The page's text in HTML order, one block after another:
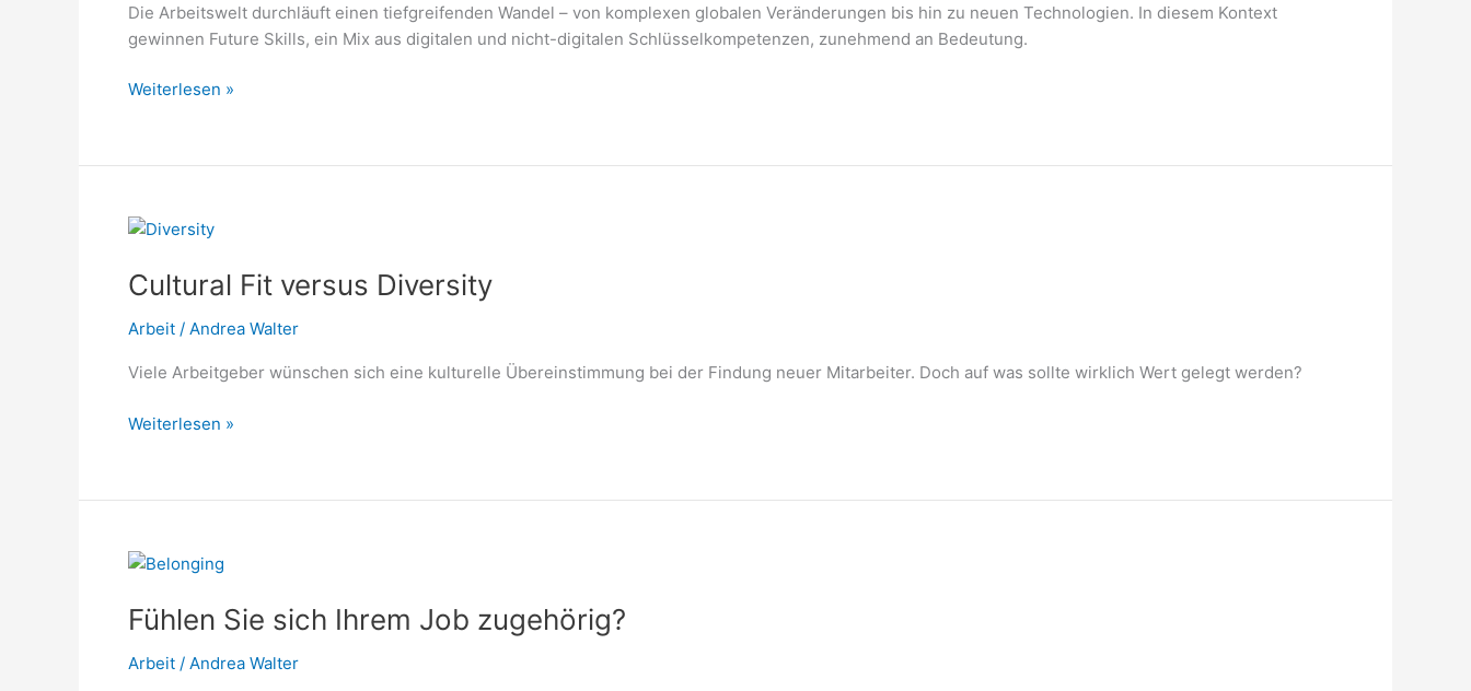
Die Arbeitswelt durchläuft einen tiefgreifenden Wandel – von komplexen globalen Veränderungen bis hin zu neuen Technologien. In diesem Kontext
gewinnen Future Skills, ein Mix aus digitalen und nicht-digitalen Schlüsselkompetenzen, zunehmend an Bedeutung.
für
neue
Herausforderungen
Weiterlesen »
Cultural Fit versus Diversity
Arbeit / Andrea Walter
Viele Arbeitgeber wünschen sich eine kulturelle Übereinstimmung bei der Findung neuer Mitarbeiter. Doch auf was sollte wirklich Wert gelegt werden?
Cultural
versus
Weiterlesen »
Fühlen Sie sich Ihrem Job zugehörig?
Arbeit / Andrea Walter
Fühlen
sich
Job